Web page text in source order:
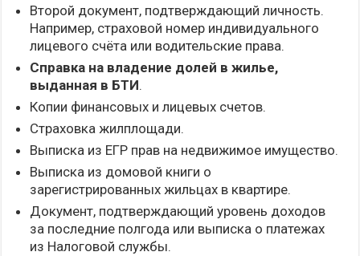
Второй документ, подтверждающий личность.
Например, страховой номер индивидуального
лицевого счёта или водительские права.
Справка на владение долей в жилье,
выданная в БТИ.
Копии финансовых и лицевых счетов.
Страховка жилплощади.
Выписка из ЕГР прав на недвижимое имущество.
Выписка из домовой книги о
зарегистрированных жильцах в квартире.
Документ, подтверждающий уровень доходов
за последние полгода или выписка о платежах
из Налоговой службы.